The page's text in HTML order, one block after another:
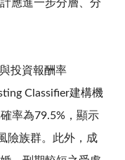
應進一步分層、分
投資報酬率
Classifier建構機
確率為79.5% ，顯示
險族群。此外，成